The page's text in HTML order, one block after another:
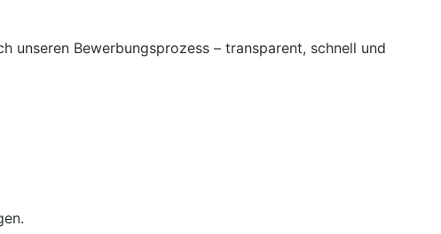
Bewerbungsprozess – transparent, schnell und